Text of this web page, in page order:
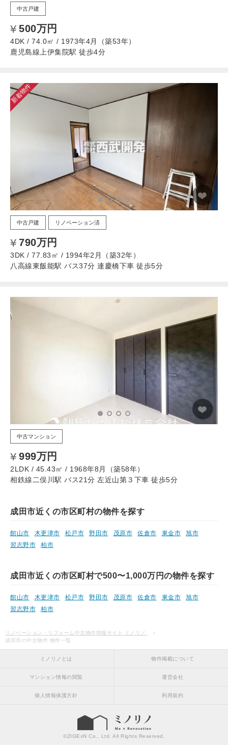
中古戸建
500万円
4DK / 74.0㎡ / 1973年4月（築53年）
鹿児島線上伊集院駅 徒歩4分
新着物件
中古戸建 リノベーション済
790万円
3DK / 77.83㎡ / 1994年2月（築32年）
八高線東飯能駅 バス37分 連慶橋下車 徒歩5分
中古マンション
999万円
2LDK / 45.43㎡ / 1968年8月（築58年）
相鉄線二俣川駅 バス21分 左近山第３下車 徒歩5分
成田市近くの市区町村の物件を探す
館山市 木更津市 松戸市 野田市 茂原市 佐倉市 東金市
旭市
習志野市
柏市
成田市近くの市区町村で500〜1,000万円の物件を探す
館山市 木更津市 松戸市 野田市 茂原市 佐倉市 東金市
旭市
習志野市
柏市
リノベーション・リフォーム中古物件情報サイト ミノリノ
成田市の中古物件 物件一覧
ミノリノとは 物件掲載について
マンション情報の閲覧 運営会社
個人情報保護方針 利用規約
©ZIGExN Co., Ltd. All Rights Reserved.